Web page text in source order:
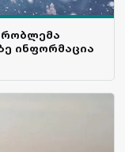
ინფორმაცია